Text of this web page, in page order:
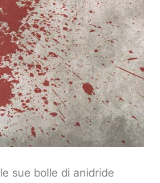
sue bolle di anidride